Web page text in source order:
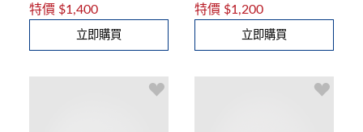
特價 $1,400
立即購買
特價 $1,200
立即購買